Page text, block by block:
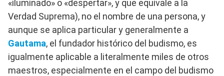
«iluminado» o «despertar», y que equivale a la
Verdad Suprema), no el nombre de una persona, y
aunque se aplica particular y generalmente a
Gautama, el fundador histórico del budismo, es
igualmente aplicable a literalmente miles de otros
maestros, especialmente en el campo del budismo